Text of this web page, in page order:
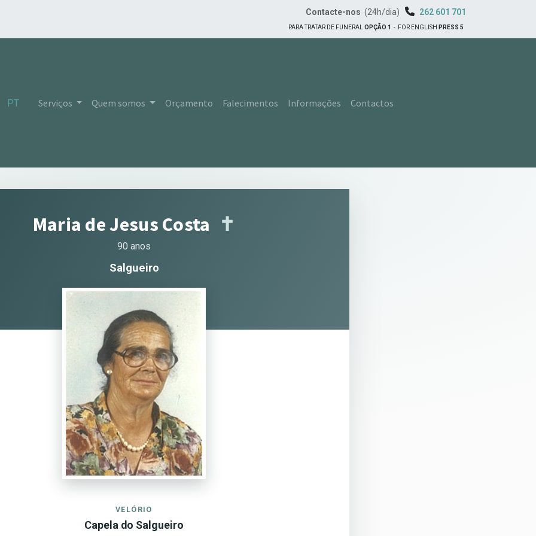
Contacte-nos (24h/dia) 262 601 701
PARA TRATAR DE FUNERAL OPÇÃO 1 - FOR ENGLISH PRESS 5
PT Serviços Quem somos Orçamento Falecimentos Informações Contactos
Maria de Jesus Costa ✝︎
90 anos
Salgueiro
VELÓRIO
Capela do Salgueiro